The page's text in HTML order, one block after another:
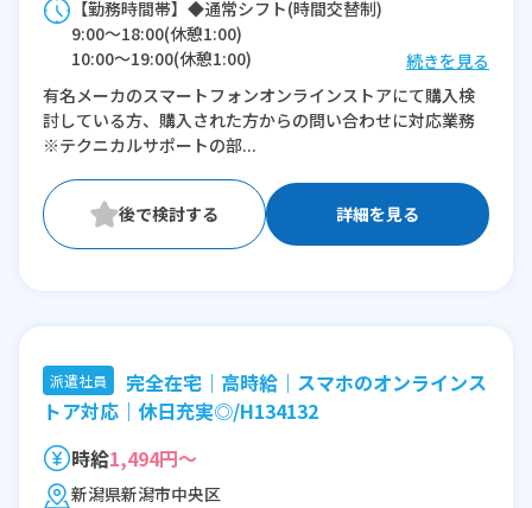
【勤務時間帯】◆通常シフト(時間交替制)
9:00〜18:00(休憩1:00)
10:00〜19:00(休憩1:00)
12:00〜21:00(休憩1:00)
※残業：0〜5時間程度/月
続きを見る
有名メーカのスマートフォンオンラインストアにて購入検
討している方、購入された方からの問い合わせに対応業務
※テクニカルサポートの部...
詳細を見る
派遣社員
完全在宅｜高時給｜スマホのオンラインス
トア対応｜休日充実◎/H134132
時給1,494円～
新潟県新潟市中央区